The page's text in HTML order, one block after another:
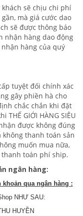
khách sẽ chịu chi phí
mà giá cước dao
sẽ được thông báo
nhận hàng dao động
hàng của quý
tuyệt đối chính xác
gây phiền hà cho
chắc chắn khi đặt
GIỚI HÀNG SIÊU
được không đúng
không thanh toán sản
muốn mua nữa,
thanh toán phí ship.
ngân hàng:
qua ngân hàng :
NHƯ SAU:
HUYỀN